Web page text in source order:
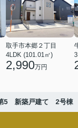
取手市本郷２丁目
4LDK (101.01㎡)
2,990万円
5 新築戸建て 2号棟